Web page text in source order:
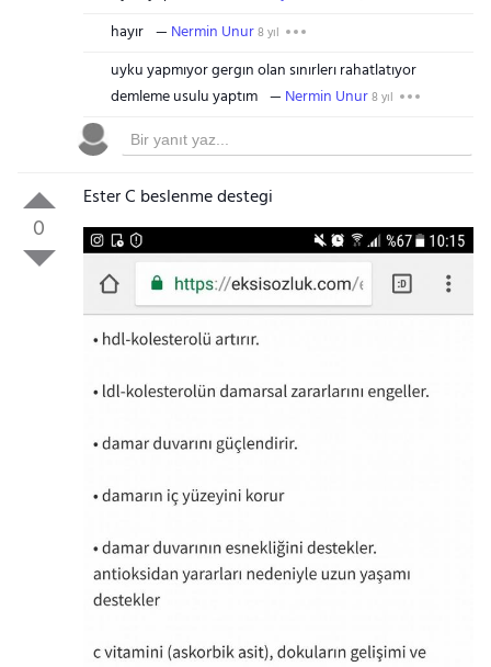
hayır Nermin Unur8 yıl
uyku yapmıyor gergın olan sınırlerı rahatlatıyor
demleme usulu yaptım
Nermin Unur8 yıl
0
Ester C beslenme destegi